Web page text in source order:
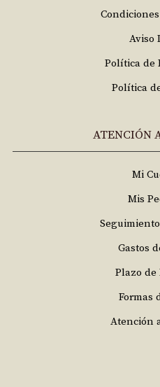
Aviso
Política de
Política
ATENCIÓN
Mi
Mis
Gastos
Plazo
Formas
Atención